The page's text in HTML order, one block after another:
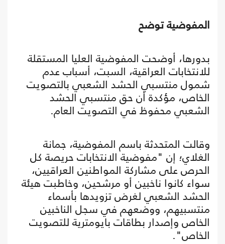
المفوضية توضح
بدورها، أوضحت المفوضية العليا المستقلة
للانتخابات العراقية، السبت، أسباب عدم
شمول منتسبي الحشد الشعبي بالتصويت
الخاص، مؤكدة أن حق منتسبي الحشد
الشعبي محفوظ في التصويت العام.
وقالت المتحدثة باسم المفوضية، جمانة
الغلاي؛ إن "مفوضية الانتخابات حريصة كل
الحرص على مشاركة المواطنين العراقيين،
سواء كانوا ناخبين أو مرشحين، وخاطبت هيئة
الحشد الشعبي لغرض تزويدها بأسماء
منتسبيهم، ووضعهم في سجل الناخبين
الخاص وإصدار بطاقات بايومترية للتصويت
الخاص".